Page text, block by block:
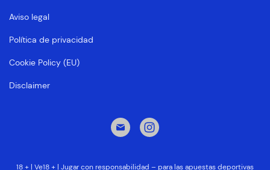
Aviso legal
Política de privacidad
Cookie Policy (EU)
Disclaimer
18 + | Ve18 + | Jugar con responsabilidad – para las apuestas deportivas